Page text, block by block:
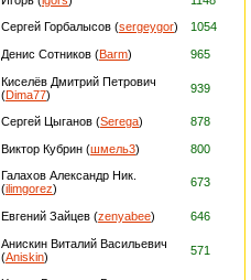
Сергей Горбалысов (sergeygor) 1054
Денис Сотников (Barm) 965
Киселёв Дмитрий Петрович
(Dima77) 939
Сергей Цыганов (Serega) 878
Виктор Кубрин (шмель3) 800
Галахов Александр Ник.
(ilimgorez) 673
Евгений Зайцев (zenyabee) 646
Анискин Виталий Васильевич
(Aniskin) 571